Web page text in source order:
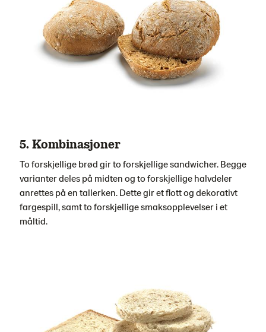
5. Kombinasjoner
To forskjellige brød gir to forskjellige sandwicher. Begge
varianter deles på midten og to forskjellige halvdeler
anrettes på en tallerken. Dette gir et flott og dekorativt
fargespill, samt to forskjellige smaksopplevelser i et
måltid.